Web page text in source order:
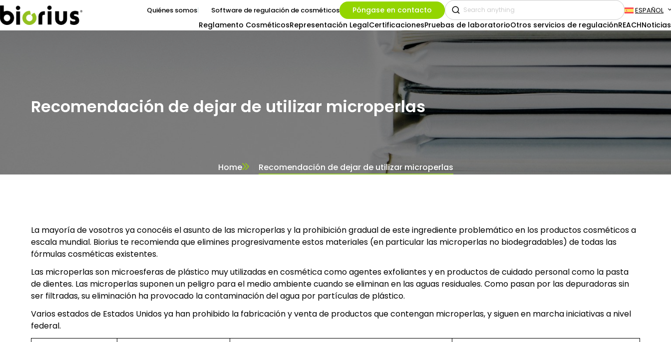
Quiénes somos Software de regulación de cosméticos Póngase en contacto ESPAÑOL
Reglamento CosméticosRepresentación LegalCertificacionesPruebas de laboratorioOtros servicios de regulaciónREACHNoticias
Recomendación de dejar de utilizar microperlas
Home Recomendación de dejar de utilizar microperlas
La mayoría de vosotros ya conocéis el asunto de las microperlas y la prohibición gradual de este ingrediente problemático en los productos cosméticos a
escala mundial. Biorius te recomienda que elimines progresivamente estos materiales (en particular las microperlas no biodegradables) de todas las
fórmulas cosméticas existentes.
Las microperlas son microesferas de plástico muy utilizadas en cosmética como agentes exfoliantes y en productos de cuidado personal como la pasta
de dientes. Las microperlas suponen un peligro para el medio ambiente cuando se eliminan en las aguas residuales. Como pasan por las depuradoras sin
ser filtradas, su eliminación ha provocado la contaminación del agua por partículas de plástico.
Varios estados de Estados Unidos ya han prohibido la fabricación y venta de productos que contengan microperlas, y siguen en marcha iniciativas a nivel
federal.